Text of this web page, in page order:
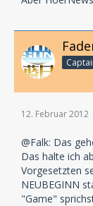
12. Februar 2012
@Falk: Das
Das halte ich
Vorgesetzten
NEUBEGINN
"Game"